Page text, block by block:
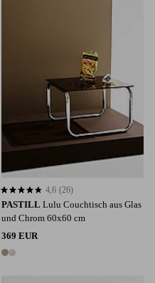
PASTILL Lulu Couchtisch aus Glas
und Chrom 60x60 cm
369 EUR
2 Farben
4,6 basierend auf 26 Bewertungen
4,6 (26)